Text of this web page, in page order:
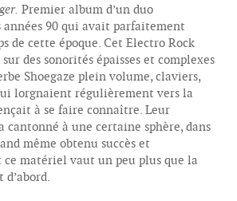
Premier album d’un duo
années 90 qui avait parfaitement
de cette époque. Cet Electro Rock
des sonorités épaisses et complexes
Shoegaze plein volume, claviers,
lorgnaient régulièrement vers la
à se faire connaître. Leur
à une certaine sphère, dans
même obtenu succès et
ce matériel vaut un peu plus que la